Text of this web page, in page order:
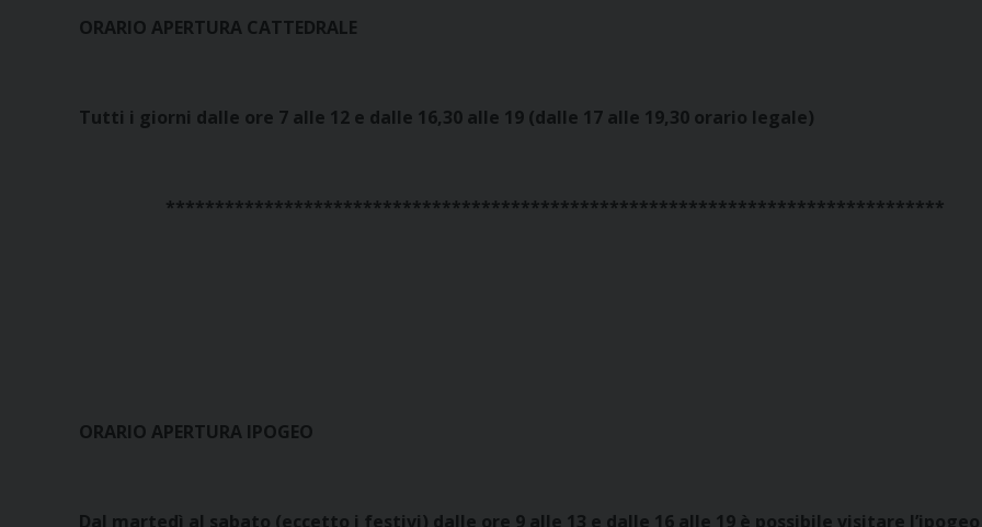
ORARIO APERTURA CATTEDRALE
Tutti i giorni dalle ore 7 alle 12 e dalle 16,30 alle 19 (dalle 17 alle 19,30 orario legale)
*******************************************************************************
ORARIO APERTURA IPOGEO
Dal martedì al sabato (eccetto i festivi) dalle ore 9 alle 13 e dalle 16 alle 19 è possibile visitare